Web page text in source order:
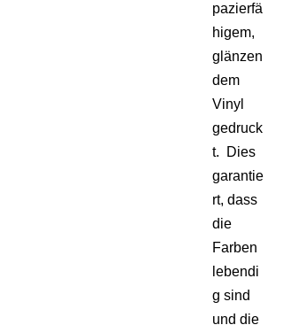
pazierfä
higem,
glänzen
dem
Vinyl
gedruck
t. Dies
garantie
rt, dass
die
Farben
lebendi
g sind
und die